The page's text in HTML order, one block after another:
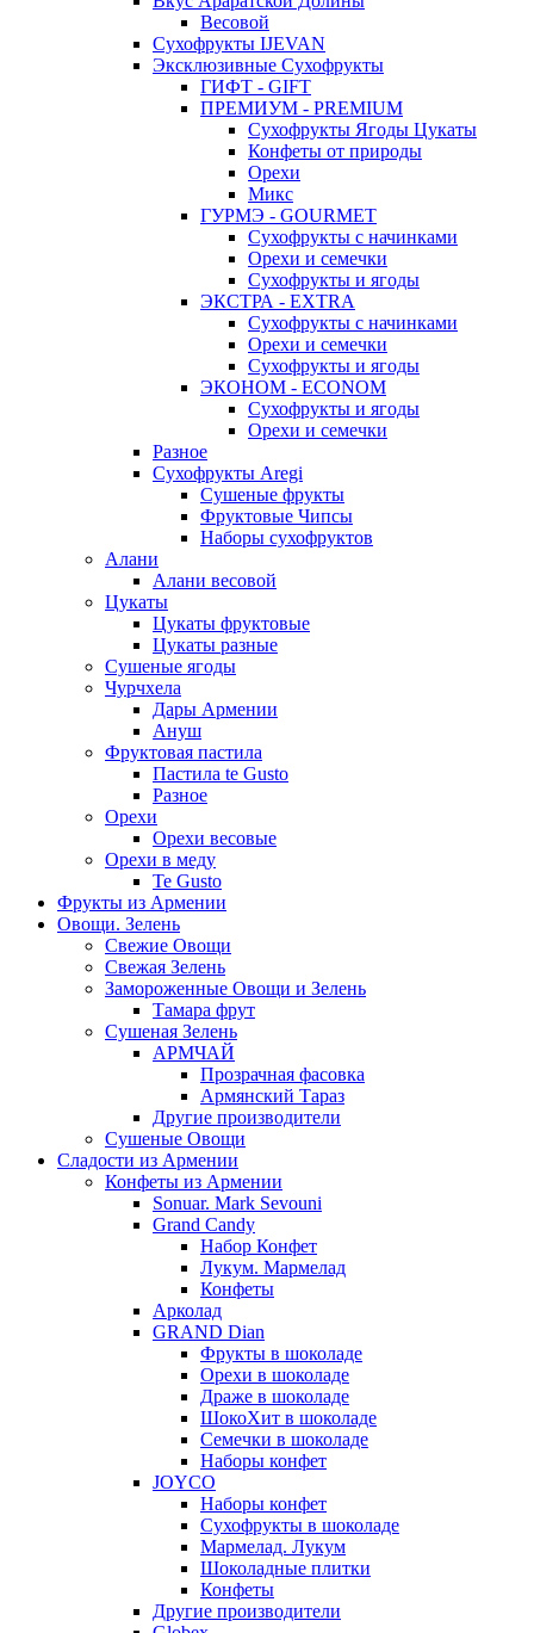
Весовой
Сухофрукты IJEVAN
Эксклюзивные Сухофрукты
ГИФТ - GIFT
ПРЕМИУМ - PREMIUM
Сухофрукты Ягоды Цукаты
Конфеты от природы
Орехи
Микс
ГУРМЭ - GOURMET
Сухофрукты с начинками
Орехи и семечки
Сухофрукты и ягоды
ЭКСТРА - EXTRA
Сухофрукты с начинками
Орехи и семечки
Сухофрукты и ягоды
ЭКОНОМ - ECONOM
Сухофрукты и ягоды
Орехи и семечки
Разное
Сухофрукты Aregi
Сушеные фрукты
Фруктовые Чипсы
Наборы сухофруктов
Алани
Алани весовой
Цукаты
Цукаты фруктовые
Цукаты разные
Сушеные ягоды
Чурчхела
Дары Армении
Ануш
Фруктовая пастила
Пастила te Gusto
Разное
Орехи
Орехи весовые
Орехи в меду
Te Gusto
Фрукты из Армении
Овощи. Зелень
Свежие Овощи
Свежая Зелень
Замороженные Овощи и Зелень
Тамара фрут
Сушеная Зелень
АРМЧАЙ
Прозрачная фасовка
Армянский Тараз
Другие производители
Сушеные Овощи
Сладости из Армении
Конфеты из Армении
Sonuar. Mark Sevouni
Grand Candy
Набор Конфет
Лукум. Мармелад
Конфеты
Арколад
GRAND Dian
Фрукты в шоколаде
Орехи в шоколаде
Драже в шоколаде
ШокоХит в шоколаде
Семечки в шоколаде
Наборы конфет
JOYCO
Наборы конфет
Сухофрукты в шоколаде
Мармелад. Лукум
Шоколадные плитки
Конфеты
Другие производители